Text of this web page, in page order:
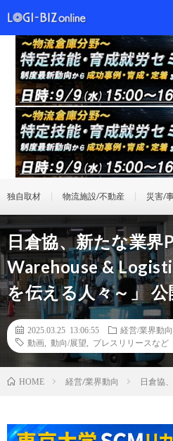
独自取材 物流施設/不動産 災害/
日倉協、新たな業界
Warehouse &
を伝える人々～」 公
2025.03.25 13:06:55
経営/業界動向
動画
動向/展望 プレスリリースなど
HOME 経営/業界動向 日倉協